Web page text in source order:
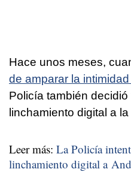
Hace unos meses,
de amparar la
Policía también
linchamiento digital a
Leer más: La Policía
linchamiento digital a